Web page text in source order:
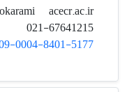
mokarami
acecr.ac.ir
0004-8401-5177